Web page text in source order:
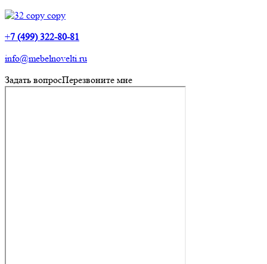
+7 (499) 322-80-81
info@mebelnovelti.ru
Задать вопросПерезвоните мне